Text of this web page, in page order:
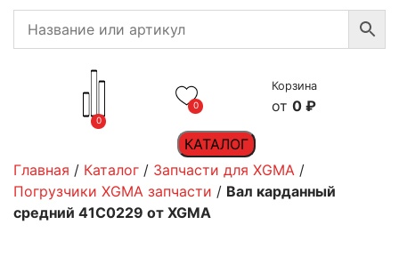
0
0
Корзина
0 ₽
КАТАЛОГ
Главная / Каталог / Запчасти для XGMA /
Погрузчики XGMA запчасти / Вал карданный
средний 41C0229 от XGMA